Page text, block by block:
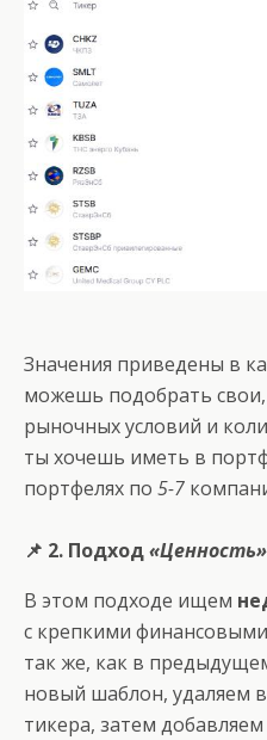
Значения приведены в
можешь подобрать свои,
рыночных условий и
ты хочешь иметь в
портфелях по 5-7
📌 2. Подход«Ценность»
В этом подходе ищем
с крепкими
так же, как в
новый шаблон, удаляем
тикера, затем